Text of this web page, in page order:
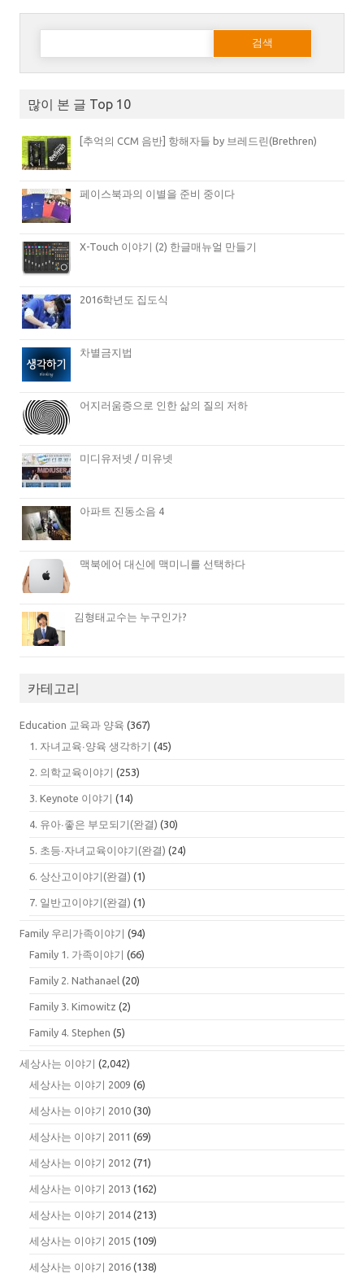
다음 검색:
많이 본 글 Top 10
[추억의 CCM 음반] 항해자들 by 브레드린(Brethren)
페이스북과의 이별을 준비 중이다
X-Touch 이야기 (2) 한글매뉴얼 만들기
2016학년도 집도식
차별금지법
어지러움증으로 인한 삶의 질의 저하
미디유저넷 / 미유넷
아파트 진동소음 4
맥북에어 대신에 맥미니를 선택하다
김형태교수는 누구인가?
카테고리
Education 교육과 양육 (367)
1. 자녀교육∙양육 생각하기 (45)
2. 의학교육이야기 (253)
3. Keynote 이야기 (14)
4. 유아∙좋은 부모되기(완결) (30)
5. 초등∙자녀교육이야기(완결) (24)
6. 상산고이야기(완결) (1)
7. 일반고이야기(완결) (1)
Family 우리가족이야기 (94)
Family 1. 가족이야기 (66)
Family 2. Nathanael (20)
Family 3. Kimowitz (2)
Family 4. Stephen (5)
세상사는 이야기 (2,042)
세상사는 이야기 2009 (6)
세상사는 이야기 2010 (30)
세상사는 이야기 2011 (69)
세상사는 이야기 2012 (71)
세상사는 이야기 2013 (162)
세상사는 이야기 2014 (213)
세상사는 이야기 2015 (109)
세상사는 이야기 2016 (138)